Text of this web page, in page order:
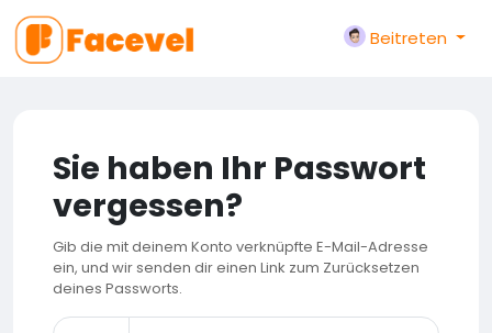
Beitreten
Sie haben Ihr Passwort
vergessen?
Gib die mit deinem Konto verknüpfte E-Mail-Adresse
ein, und wir senden dir einen Link zum Zurücksetzen
deines Passworts.